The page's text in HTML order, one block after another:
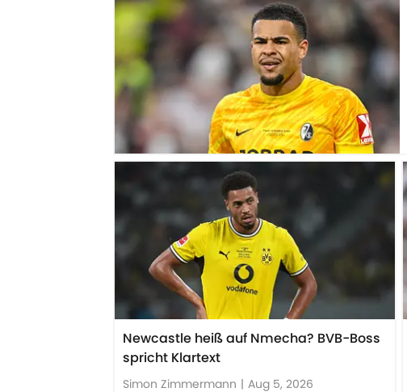
Newcastle heiß auf Nmecha? BVB-Boss
spricht Klartext
Simon Zimmermann | Aug 5, 2026